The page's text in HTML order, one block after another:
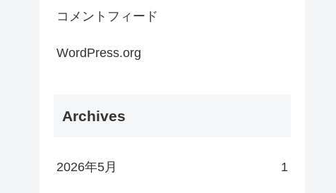
コメントフィード
WordPress.org
Archives
2026年5月 1